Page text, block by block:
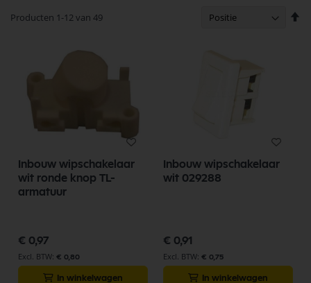
Producten 1 -12van 49
Inbouw wipschakelaar
wit ronde knop TL-
armatuur
€ 0,97
€ 0,80
In winkelwagen
Inbouw wipschakelaar
wit 029288
€ 0,91
€ 0,75
In winkelwagen